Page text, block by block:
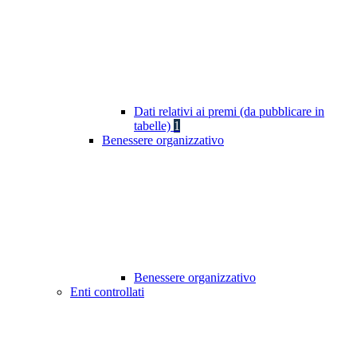
Dati relativi ai premi (da pubblicare in
tabelle) 1
Benessere organizzativo
Benessere organizzativo
Enti controllati